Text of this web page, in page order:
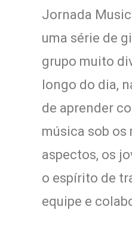
Jornada
uma série de
grupo muito
longo do dia,
de aprender
música sob os
aspectos, os
o espírito de
equipe e